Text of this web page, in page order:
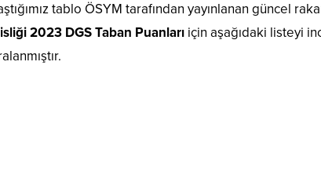
tablo ÖSYM tarafından yayınlanan güncel
2023 DGS Taban Puanları için aşağıdaki listeyi